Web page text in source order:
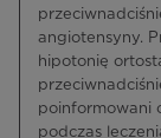
angiotensyny.
hipotonię
poinformowani
podczas